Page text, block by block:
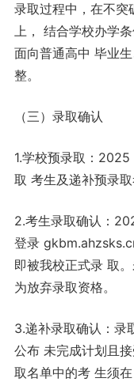
录取过程中，在不突
上， 结合学校办学
面向普通高中 毕业
整。
（三）录取确认
1.学校预录取：
取 考生及递补预录取
2.考生录取确认：
登录
即被我校正式录 取
为放弃录取资格。
3.递补录取确认：录
公布 未完成计划且
取名单中的考 生须